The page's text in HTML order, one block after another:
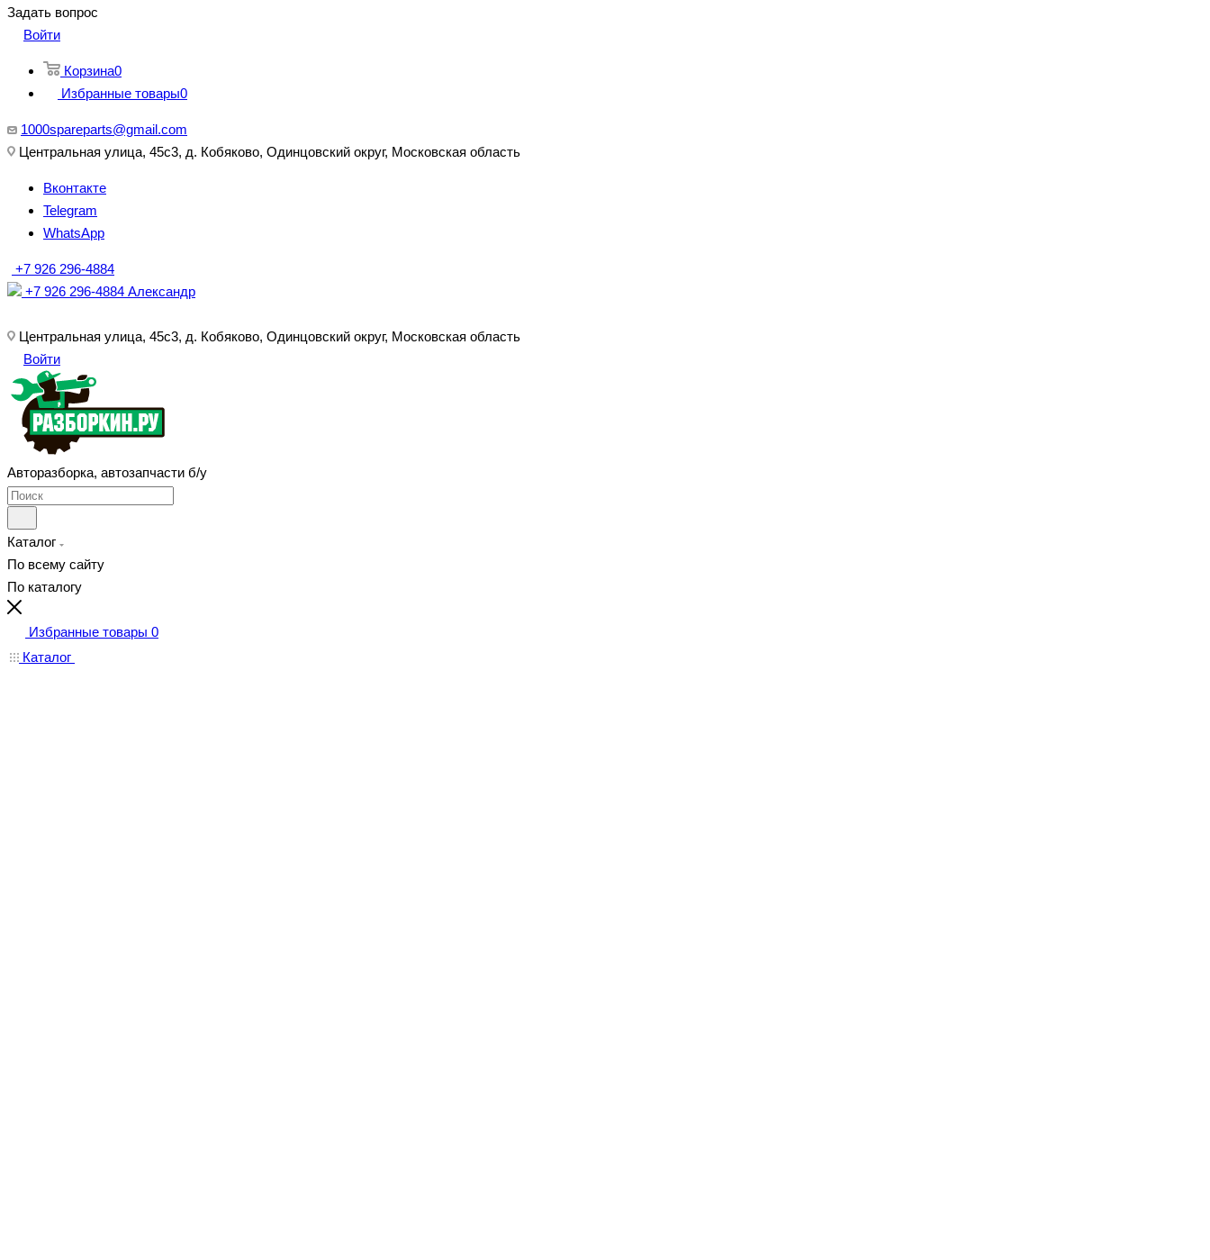
Задать вопрос
Войти
Корзина0
Избранные товары0
1000spareparts@gmail.com
Центральная улица, 45с3, д. Кобяково, Одинцовский округ, Московская область
Вконтакте
Telegram
WhatsApp
+7 926 296-4884
+7 926 296-4884 Александр
Центральная улица, 45с3, д. Кобяково, Одинцовский округ, Московская область
Войти
Авторазборка, автозапчасти б/у
Каталог
По всему сайту
По каталогу
Избранные товары 0
Каталог